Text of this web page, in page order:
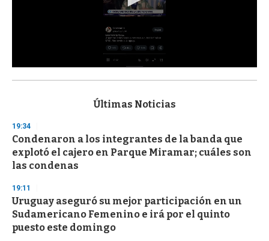
s
d
s
o
f
3
s
e
c
o
n
d
Últimas Noticias
19:34
Condenaron a los integrantes de la banda que
explotó el cajero en Parque Miramar; cuáles son
las condenas
19:11
Uruguay aseguró su mejor participación en un
Sudamericano Femenino e irá por el quinto
puesto este domingo